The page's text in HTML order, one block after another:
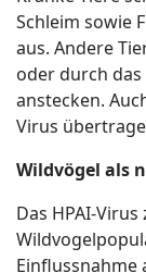
Schleim sowie
aus. Andere
oder durch
anstecken.
Virus
Wildvögel als
Das HPAI-
Einflussnahme